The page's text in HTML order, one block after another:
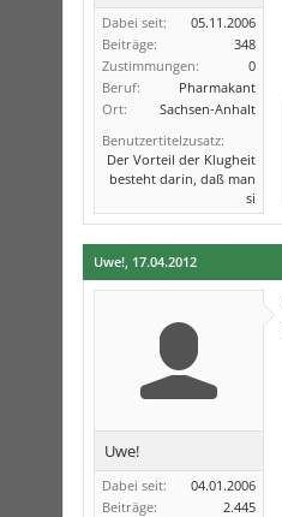
Dabei seit:
05.11.2006
Beiträge:
348
Zustimmungen:
0
Beruf:
Pharmakant
Ort:
Sachsen-Anhalt
Benutzertitelzusatz:
Der Vorteil der Klugheit
besteht darin, daß man
si
Uwe!, 17.04.2012
Uwe!
Dabei seit:
04.01.2006
Beiträge:
2.445